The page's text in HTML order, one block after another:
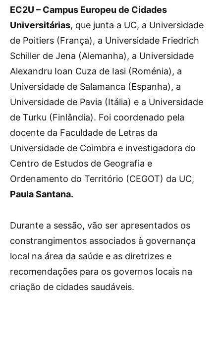
EC2U – Campus Europeu de Cidades
Universitárias, que junta a UC, a Universidade
de Poitiers (França), a Universidade Friedrich
Schiller de Jena (Alemanha), a Universidade
Alexandru Ioan Cuza de Iasi (Roménia), a
Universidade de Salamanca (Espanha), a
Universidade de Pavia (Itália) e a Universidade
de Turku (Finlândia). Foi coordenado pela
docente da Faculdade de Letras da
Universidade de Coimbra e investigadora do
Centro de Estudos de Geografia e
Ordenamento do Território (CEGOT) da UC,
Paula Santana.
Durante a sessão, vão ser apresentados os
constrangimentos associados à governança
local na área da saúde e as diretrizes e
recomendações para os governos locais na
criação de cidades saudáveis.